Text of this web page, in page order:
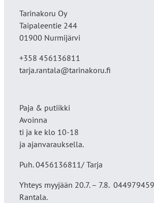
Tarinakoru Oy
Taipaleentie 244
01900 Nurmijärvi
+358 456136811
tarja.rantala@tarinakoru.fi
Paja & putiikki
Avoinna
ti ja ke klo 10-18
ja ajanvarauksella.
Puh. 0456136811/ Tarja
Yhteys myyjään 20.7. – 7.8.
Rantala.